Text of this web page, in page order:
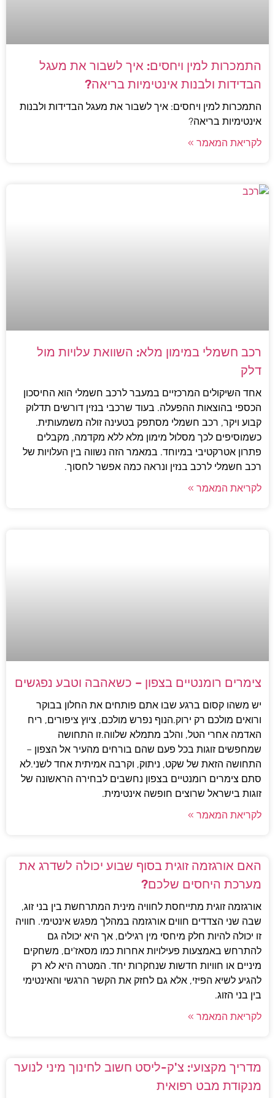
התמכרות למין ויחסים: איך לשבור את מעגל
הבדידות ולבנות אינטימיות בריאה?
התמכרות למין ויחסים: איך לשבור את מעגל הבדידות ולבנות
אינטימיות בריאה?
לקריאת המאמר »
רכב חשמלי במימון מלא: השוואת עלויות מול
דלק
אחד השיקולים המרכזיים במעבר לרכב חשמלי הוא החיסכון
הכספי בהוצאות ההפעלה. בעוד שרכבי בנזין דורשים תדלוק
קבוע ויקר, רכב חשמלי מסתפק בטעינה זולה משמעותית.
כשמוסיפים לכך מסלול מימון מלא ללא מקדמה, מקבלים
פתרון אטרקטיבי במיוחד. במאמר הזה נשווה בין העלויות של
רכב חשמלי לרכב בנזין ונראה כמה אפשר לחסוך.
לקריאת המאמר »
צימרים רומנטיים בצפון – כשאהבה וטבע נפגשים
יש משהו קסום ברגע שבו אתם פותחים את החלון בבוקר
ורואים מולכם רק ירוק.הנוף נפרש מולכם, ציוץ ציפורים, ריח
האדמה אחרי הטל, והלב מתמלא שלווה.זו התחושה
שמחפשים זוגות בכל פעם שהם בורחים מהעיר אל הצפון –
התחושה הזאת של שקט, ניתוק, וקרבה אמיתית אחד לשני.לא
סתם צימרים רומנטיים בצפון נחשבים לבחירה הראשונה של
זוגות בישראל שרוצים חופשה אינטימית.
לקריאת המאמר »
האם אורגזמה זוגית בסוף שבוע יכולה לשדרג את
מערכת היחסים שלכם?
אורגזמה זוגית מתייחסת לחוויה מינית המתרחשת בין בני זוג,
שבה שני הצדדים חווים אורגזמה במהלך מפגש אינטימי. חוויה
זו יכולה להיות חלק מיחסי מין רגילים, אך היא יכולה גם
להתרחש באמצעות פעילויות אחרות כמו מסאז'ים, משחקים
מיניים או חוויות חדשות שנחקרות יחד. המטרה היא לא רק
להגיע לשיא הפיזי, אלא גם לחזק את הקשר הרגשי והאינטימי
בין בני הזוג.
לקריאת המאמר »
מדריך מקצועי: צ'ק-ליסט חשוב לחינוך מיני לנוער
מנקודת מבט רפואית